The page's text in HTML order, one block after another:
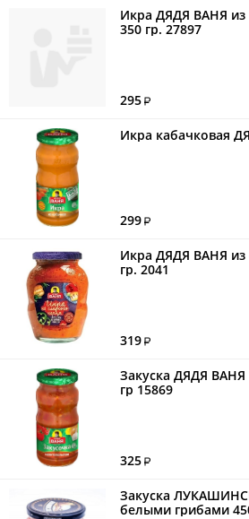
Икра ДЯДЯ ВАНЯ
350 гр. 27897
295
Икра кабачковая
299
Икра ДЯДЯ ВАНЯ из
гр. 2041
319
Закуска ДЯДЯ ВАНЯ
гр 15869
325
Закуска
белыми грибами